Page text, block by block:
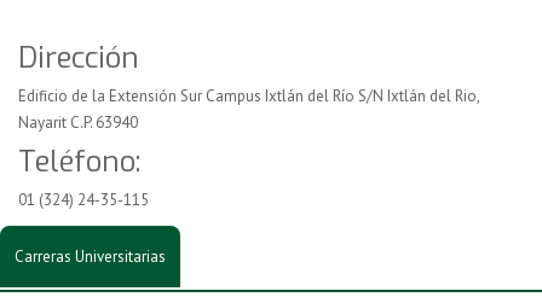
Dirección
Edificio de la Extensión Sur Campus Ixtlán del Río S/N Ixtlán del Rio,
Nayarit C.P. 63940
Teléfono:
01 (324) 24-35-115
Carreras Universitarias